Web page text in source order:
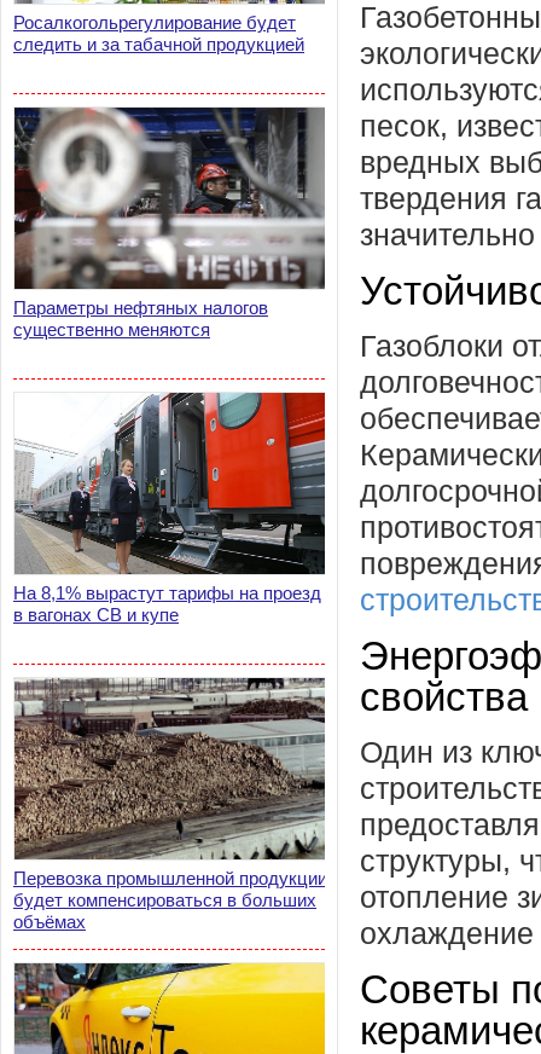
Росалкогольрегулирование будет
следить и за табачной продукцией
Параметры нефтяных налогов
существенно меняются
На 8,1% вырастут тарифы на проезд
в вагонах СВ и купе
Перевозка промышленной продукции
будет компенсироваться в больших
объёмах
песок,
вредных
твердения
Газоблоки
свойства
Один из
структуры,
отопление
охлаждение
Советы